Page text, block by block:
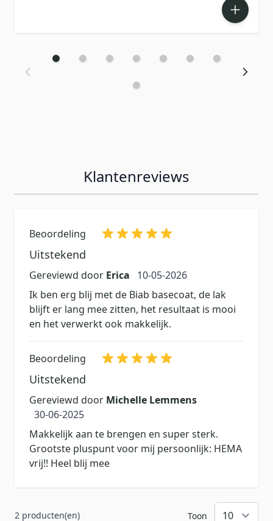
Klantenreviews
Beoordeling
Uitstekend
Gereviewd door Erica 10 mei 2026
10-05-2026
Ik ben erg blij met de Biab basecoat, de lak
blijft er lang mee zitten, het resultaat is mooi
en het verwerkt ook makkelijk.
Beoordeling
Uitstekend
Gereviewd door Michelle Lemmens
30 juni 2025
30-06-2025
Makkelijk aan te brengen en super sterk.
Grootste pluspunt voor mij persoonlijk: HEMA
vrij!! Heel blij mee
2 producten(en) Toon